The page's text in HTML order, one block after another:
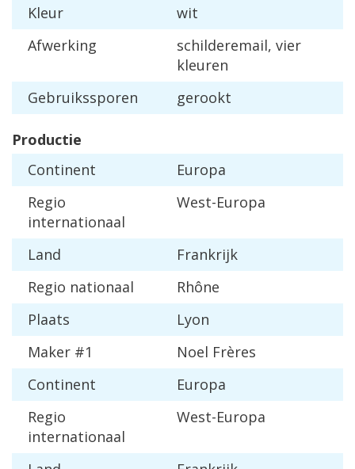
Kleur
wit
Afwerking
schilderemail, vier
kleuren
Gebruikssporen
gerookt
Productie
Continent
Europa
Regio
internationaal
West-Europa
Land
Frankrijk
Regio nationaal
Rhône
Plaats
Lyon
Maker #1
Noel Frères
Continent
Europa
Regio
internationaal
West-Europa